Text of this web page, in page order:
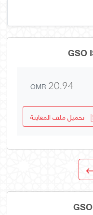
OMR 20.94
تحميل ملف المعاينة